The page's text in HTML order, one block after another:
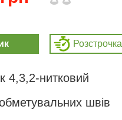
Розcтрочка
4,3,2-нитковий
швів